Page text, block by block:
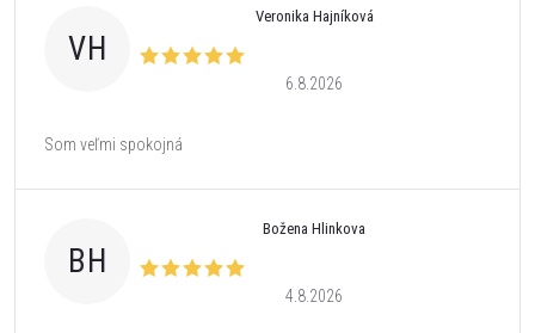
VH
Veronika Hajníková
6.8.2026
Som veľmi spokojná
BH
Božena Hlinkova
4.8.2026